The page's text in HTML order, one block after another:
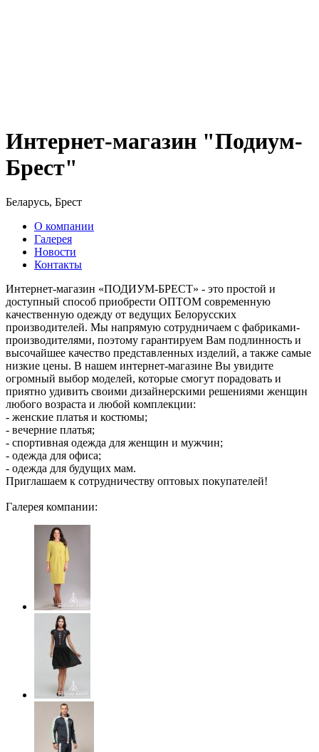
Интернет-магазин "Подиум-
Брест"
Беларусь, Брест
О компании
Галерея
Новости
Контакты
Интернет-магазин «ПОДИУМ-БРЕСТ» - это простой и
доступный способ приобрести ОПТОМ современную
качественную одежду от ведущих Белорусских
производителей. Мы напрямую сотрудничаем с фабриками-
производителями, поэтому гарантируем Вам подлинность и
высочайшее качество представленных изделий, а также самые
низкие цены. В нашем интернет-магазине Вы увидите
огромный выбор моделей, которые смогут порадовать и
приятно удивить своими дизайнерскими решениями женщин
любого возраста и любой комплекции:
- женские платья и костюмы;
- вечерние платья;
- спортивная одежда для женщин и мужчин;
- одежда для офиса;
- одежда для будущих мам.
Приглашаем к сотрудничеству оптовых покупателей!
Галерея компании: